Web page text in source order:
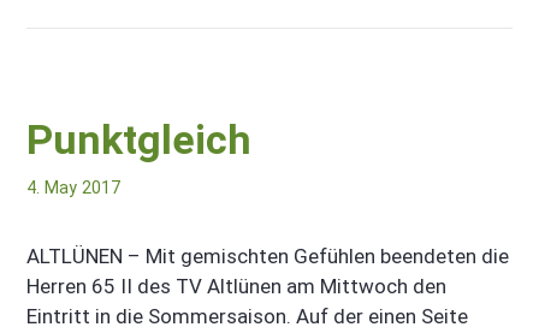
Punktgleich
4. May 2017
ALTLÜNEN – Mit gemischten Gefühlen beendeten die
Herren 65 II des TV Altlünen am Mittwoch den
Eintritt in die Sommersaison. Auf der einen Seite